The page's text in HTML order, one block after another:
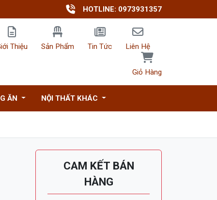
HOTLINE: 0973931357
Thiệu Sản Phẩm Tin Tức Liên Hệ
Giỏ Hàng
ĂN NỘI THẤT KHÁC
CAM KẾT BÁN
HÀNG